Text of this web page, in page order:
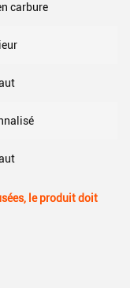
carbure
le produit doit